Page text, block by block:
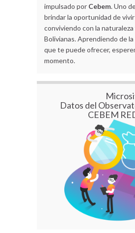
impulsado por Cebem. Uno
brindar la oportunidad de
conviviendo con la
Bolivianas. Aprendiendo de
que te puede ofrecer,
momento.
Datos del
CEBEM